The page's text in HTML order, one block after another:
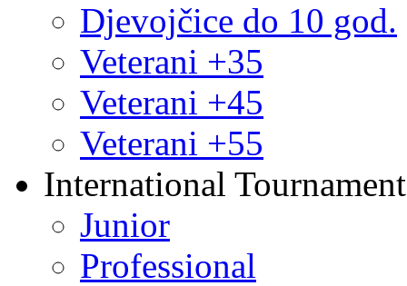
Djevojčice do 10 god.
Veterani +35
Veterani +45
Veterani +55
International
Junior
Professional